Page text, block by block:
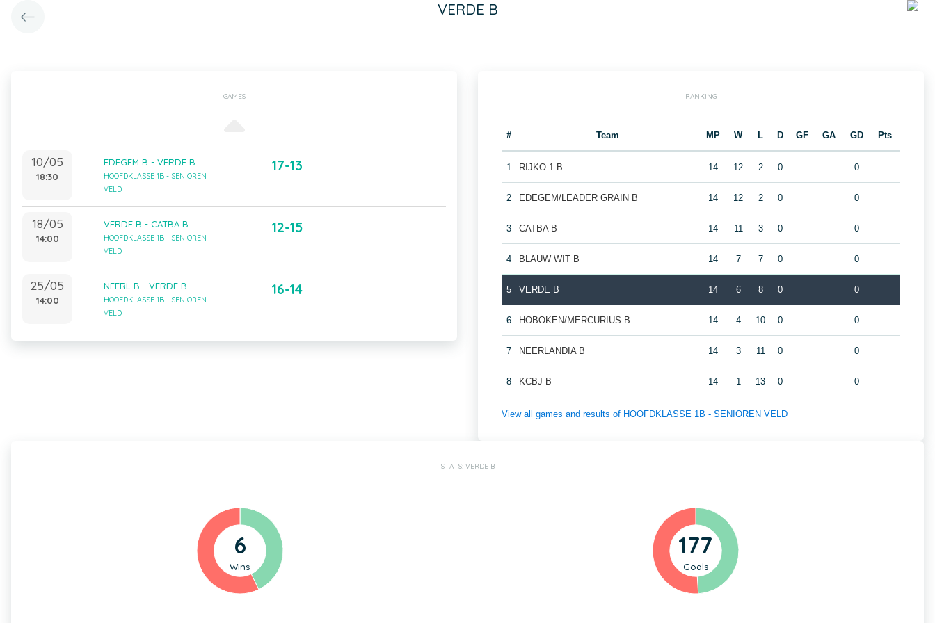
VERDE B
GAMES
10/05
18:30
EDEGEM B - VERDE B
HOOFDKLASSE 1B - SENIOREN
VELD
17-13
18/05
14:00
VERDE B - CATBA B
HOOFDKLASSE 1B - SENIOREN
VELD
12-15
25/05
14:00
NEERL B - VERDE B
HOOFDKLASSE 1B - SENIOREN
VELD
16-14
RANKING
# Team MP W L D GF GA GD Pts
1 RIJKO 1 B 14 12 2 0 0
2 EDEGEM/LEADER GRAIN B 14 12 2 0 0
3 CATBA B 14 11 3 0 0
4 BLAUW WIT B 14 7 7 0 0
5 VERDE B 14 6 8 0 0
6 HOBOKEN/MERCURIUS B 14 4 10 0 0
7 NEERLANDIA B 14 3 11 0 0
8 KCBJ B 14 1 13 0 0
View all games and results of HOOFDKLASSE 1B - SENIOREN VELD
STATS: VERDE B
6
Wins
177
Goals